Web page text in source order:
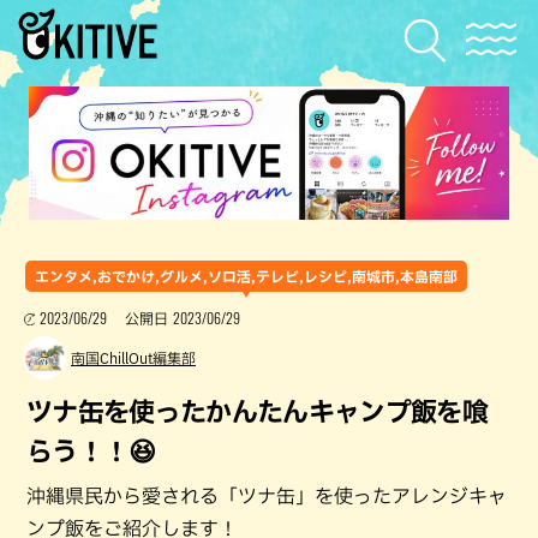
エンタメ,おでかけ,グルメ,ソロ活,テレビ,レシピ,南城市,本島南部
2023/06/29 公開日 2023/06/29
南国ChillOut編集部
ツナ缶を使ったかんたんキャンプ飯を喰
らう！！😆
沖縄県民から愛される「ツナ缶」を使ったアレンジキャ
ンプ飯をご紹介します！